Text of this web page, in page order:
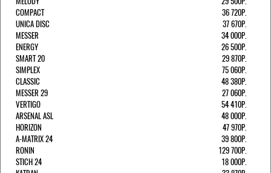
COMPACT
36 720Р.
UNICA DISC
37 670Р.
MESSER
34 000Р.
ENERGY
26 500Р.
SMART 20
29 870Р.
SIMPLEX
75 060Р.
CLASSIC
48 380Р.
MESSER 29
27 060Р.
VERTIGO
54 410Р.
ARSENAL ASL
48 000Р.
HORIZON
47 970Р.
A-MATRIX 24
39 800Р.
RONIN
129 700Р.
STICH 24
18 000Р.